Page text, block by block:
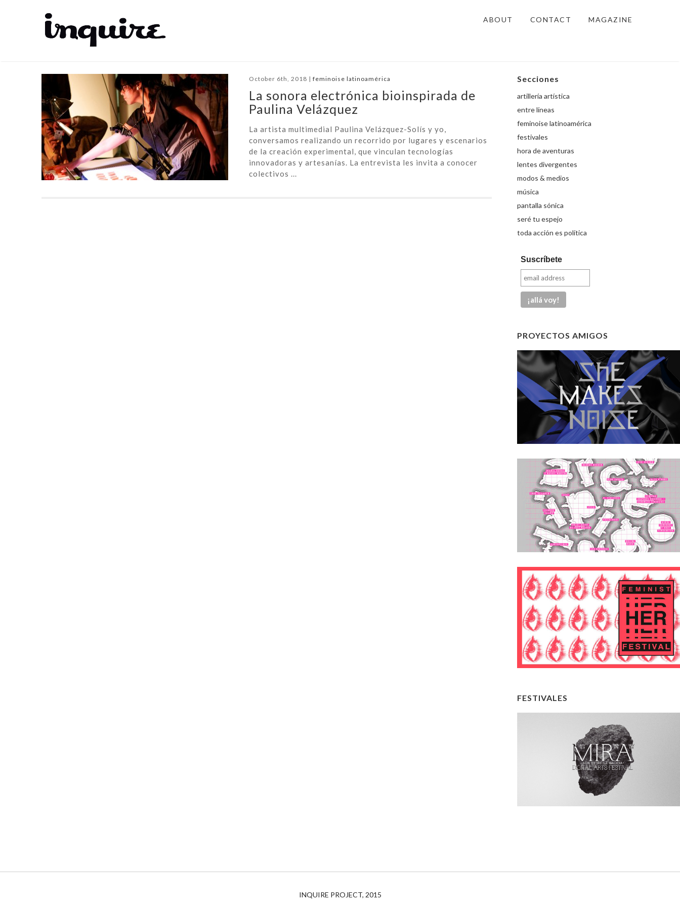
ABOUT CONTACT MAGAZINE
October 6th, 2018 | feminoise latinoamérica
La sonora electrónica bioinspirada de
Paulina Velázquez
La artista multimedial Paulina Velázquez-Solís y yo,
conversamos realizando un recorrido por lugares y escenarios
de la creación experimental, que vinculan tecnologías
innovadoras y artesanías. La entrevista les invita a conocer
colectivos ...
Secciones
artillería artística
entre líneas
feminoise latinoamérica
festivales
hora de aventuras
lentes divergentes
modos & medios
música
pantalla sónica
seré tu espejo
toda acción es política
Suscríbete
PROYECTOS AMIGOS
FESTIVALES
INQUIRE PROJECT, 2015